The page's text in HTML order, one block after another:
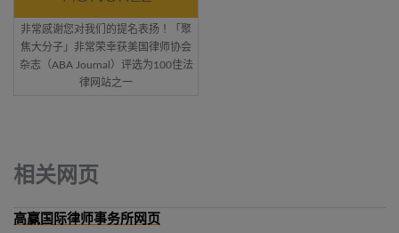
非常感谢您对我们的提名表扬！「聚
焦大分子」非常荣幸获美国律师协会
杂志（ABA Journal）评选为100佳法
律网站之一
相关网页
高赢国际律师事务所网页